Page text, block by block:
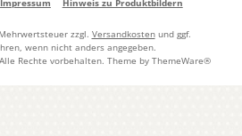
Impressum Hinweis zu Produktbildern
zzgl. Versandkostenund ggf.
wenn nicht anders angegeben.
Rechte vorbehalten. Theme by ThemeWare®